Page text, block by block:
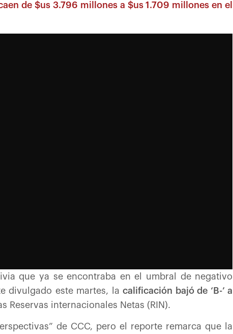
de $us 3.796 millones a $us 1.709 millones en el
que ya se encontraba en el umbral de negativo
divulgado este martes, lacalificación bajó de ‘B-’ a
Reservas internacionales Netas (RIN).
de CCC, pero el reporte remarca que la